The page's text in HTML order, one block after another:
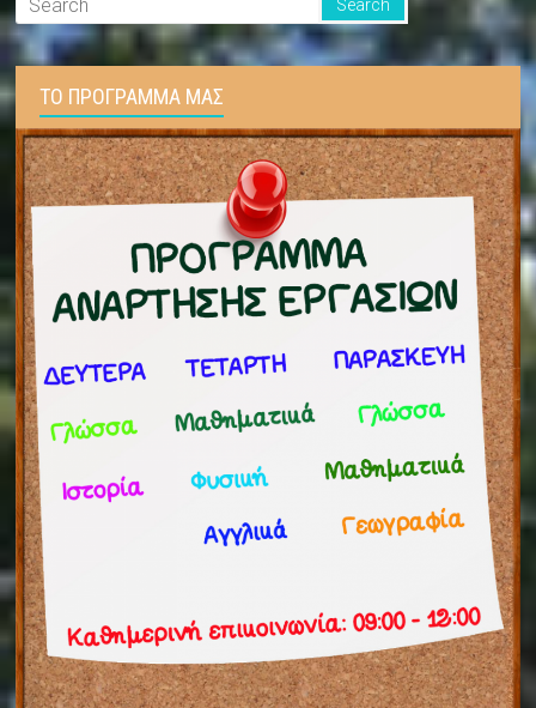
ΤΟ ΠΡΟΓΡΑΜΜΑ ΜΑΣ